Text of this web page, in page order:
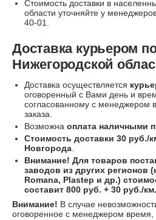
Стоимость доставки в
области уточняйте у
40-01
Доставка курьером
Нижегородской
Доставка осуществляется
оговоренный с Вами день и
согласованному с менеджером
заказа.
Возможна оплата наличными
Стоимость доставки 30 руб./
Новгорода
Внимание! Для товаров
заводов из других регионов
Romana, Plastep и др.)
составит 800 руб. + 30 руб./км.
Внимание! В случае
оговоренное с менеджером время,